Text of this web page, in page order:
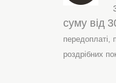
суму від
передоплаті,
роздрібних